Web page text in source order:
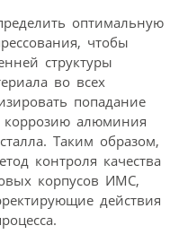
оптимальную
чтобы
структуры
во всех
попадание
коррозию алюминия
Таким образом,
контроля качества
корпусов ИМС,
действия